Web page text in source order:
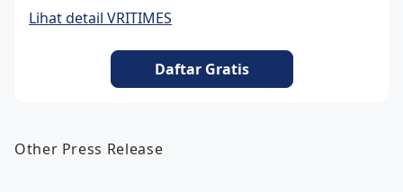
Lihat detail VRITIMES
Daftar Gratis
Other Press Release